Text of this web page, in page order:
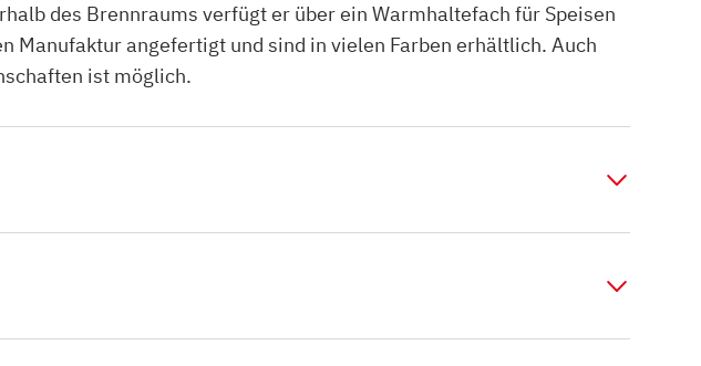
des Brennraums verfügt er über ein Warmhaltefach für Speisen
Manufaktur angefertigt und sind in vielen Farben erhältlich. Auch
ist möglich.